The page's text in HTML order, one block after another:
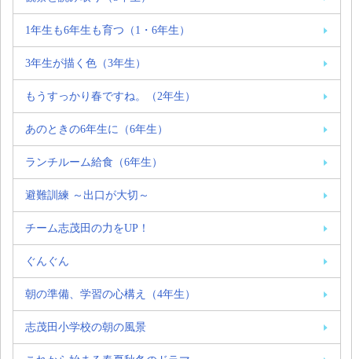
1年生も6年生も育つ（1・6年生）
3年生が描く色（3年生）
もうすっかり春ですね。（2年生）
あのときの6年生に（6年生）
ランチルーム給食（6年生）
避難訓練 ～出口が大切～
チーム志茂田の力をUP！
ぐんぐん
朝の準備、学習の心構え（4年生）
志茂田小学校の朝の風景